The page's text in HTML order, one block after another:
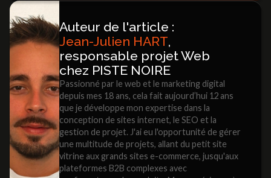
Consultez les rapports "Améliorations" et "Résultats
enrichis" dans Google Search Console.
Auteur de l'article :
Jean-Julien HART,
responsable projet Web
chez PISTE NOIRE
Passionné par le web et le marketing digital
depuis mes 18 ans, cela fait aujourd’hui 12 ans
que je développe mon expertise dans la
conception de sites internet, le SEO et la
gestion de projet. J'ai eu l'opportunité de gérer
une multitude de projets, allant du petit site
vitrine aux grands sites e-commerce, jusqu'aux
plateformes B2B complexes avec